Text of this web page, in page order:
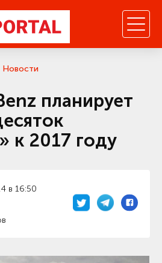
Новости
планирует
к 2017 году
в 16:50